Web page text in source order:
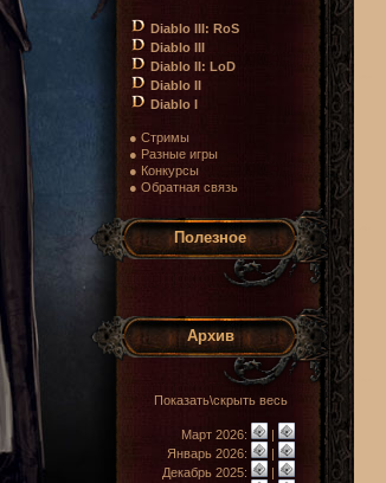
Diablo III: RoS
Diablo III
Diablo II: LoD
Diablo II
Diablo I
● Стримы
● Разные игры
● Конкурсы
● Обратная связь
Полезное
Архив
Показать\скрыть весь
Март 2026:
|
Январь 2026:
|
Декабрь 2025:
|